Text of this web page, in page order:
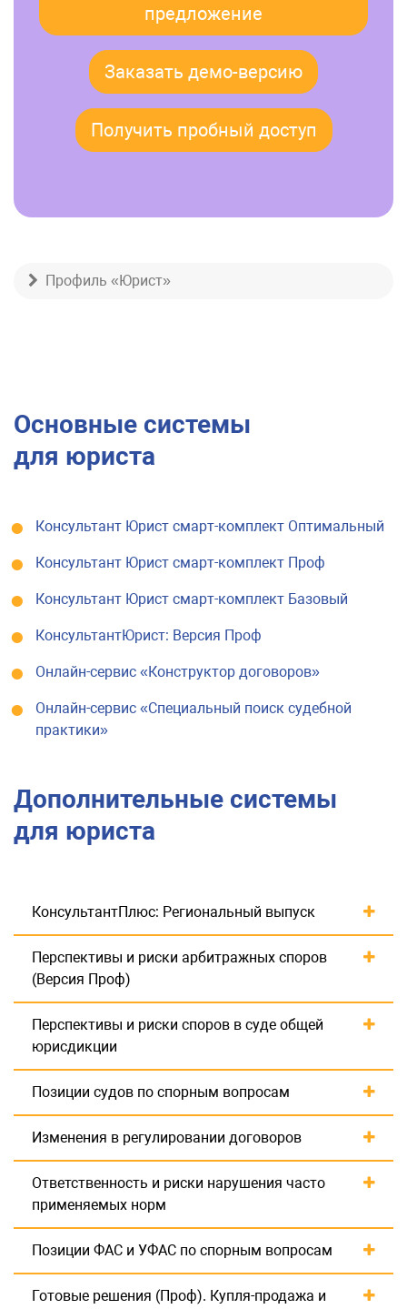
предложение
Заказать демо-версию
Получить пробный доступ
Профиль «Юрист»
Основные системы
для юриста
Консультант Юрист смарт-комплект Оптимальный
Консультант Юрист смарт-комплект Проф
Консультант Юрист смарт-комплект Базовый
КонсультантЮрист: Версия Проф
Онлайн-сервис «Конструктор договоров»
Онлайн-сервис «Специальный поиск судебной
практики»
Дополнительные системы
для юриста
КонсультантПлюс: Региональный выпуск
Перспективы и риски арбитражных споров
(Версия Проф)
Перспективы и риски споров в суде общей
юрисдикции
Позиции судов по спорным вопросам
Изменения в регулировании договоров
Ответственность и риски нарушения часто
применяемых норм
Позиции ФАС и УФАС по спорным вопросам
Готовые решения (Проф). Купля-продажа и